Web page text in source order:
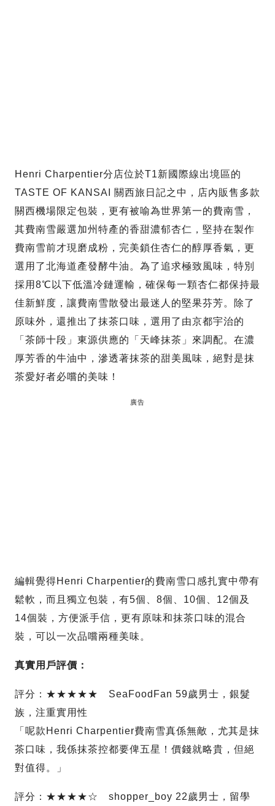
Henri Charpentier分店位於T1新國際線出境區的
TASTE OF KANSAI 關西旅日記之中，店內販售多款
關西機場限定包裝，更有被喻為世界第一的費南雪，
其費南雪嚴選加州特產的香甜濃郁杏仁，堅持在製作
費南雪前才現磨成粉，完美鎖住杏仁的醇厚香氣，更
選用了北海道產發酵牛油。為了追求極致風味，特別
採用8℃以下低溫冷鏈運輸，確保每一顆杏仁都保持最
佳新鮮度，讓費南雪散發出最迷人的堅果芬芳。除了
原味外，還推出了抹茶口味，選用了由京都宇治的
「茶師十段」東源供應的「天峰抹茶」來調配。在濃
厚芳香的牛油中，滲透著抹茶的甜美風味，絕對是抹
茶愛好者必嚐的美味！
廣告
編輯覺得Henri Charpentier的費南雪口感扎實中帶有
鬆軟，而且獨立包裝，有5個、8個、10個、12個及
14個裝，方便派手信，更有原味和抹茶口味的混合
裝，可以一次品嚐兩種美味。
真實用戶評價：
評分：★★★★★ SeaFoodFan 59歲男士，銀髮
族，注重實用性
「呢款Henri Charpentier費南雪真係無敵，尤其是抹
茶口味，我係抹茶控都要俾五星！價錢就略貴，但絕
對值得。」
評分：★★★★☆ shopper_boy 22歲男士，留學